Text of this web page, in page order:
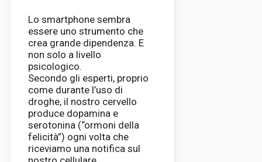
Lo smartphone sembra
essere uno strumento che
crea grande dipendenza. E
non solo a livello
psicologico.
Secondo gli esperti, proprio
come durante l’uso di
droghe, il nostro cervello
produce dopamina e
serotonina (“ormoni della
felicità”) ogni volta che
riceviamo una notifica sul